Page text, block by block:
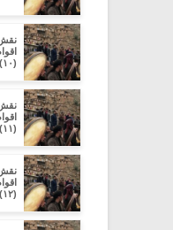
(۱۰)
(۱۱)
(۱۲)